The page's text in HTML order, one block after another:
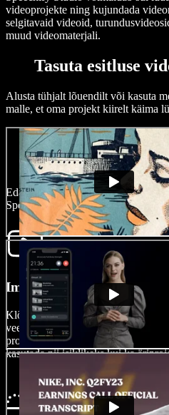
videoprojekte ning kujundada
selgitavaid videoid,
muud videomaterjali.
Tasuta esitluse
Alusta tühjalt lõuendilt või kasuta
malle, et oma projekt kiirelt käima
Kuidas teha
Edasta oma sõnum ilma keeruka
Speechify Studiot.
Impordi oma video
Klõpsa Pildid/Videod, et importida
veebikaamera ja ekraani
probleemi. Sirvi meie meediakogu,
kasutada nii isiklikeks kui ka